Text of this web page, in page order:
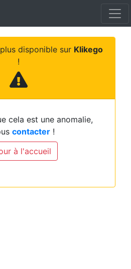
disponible sur Klikego
!
cela est une anomalie,
contacter !
à l'accueil